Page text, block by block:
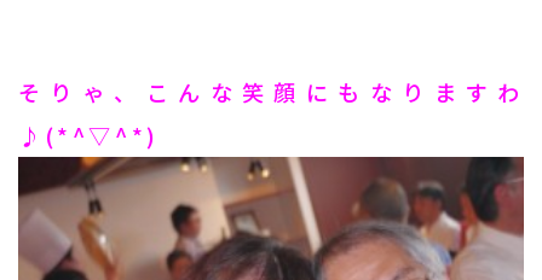
そりゃ、こんな笑顔にもなりますわ
♪(*^▽^*)